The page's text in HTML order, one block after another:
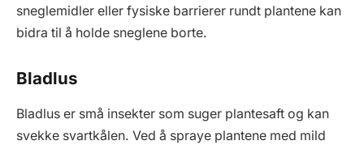
sneglemidler eller fysiske barrierer rundt plantene kan
bidra til å holde sneglene borte.
Bladlus
Bladlus er små insekter som suger plantesaft og kan
svekke svartkålen. Ved å spraye plantene med mild